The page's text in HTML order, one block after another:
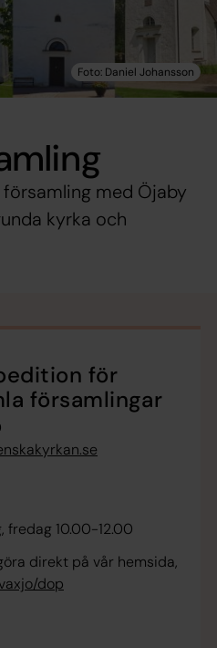
med Öjaby
kyrka och
för
församlingar
fredag 10.00-12.00
direkt på vår hemsida,
dop